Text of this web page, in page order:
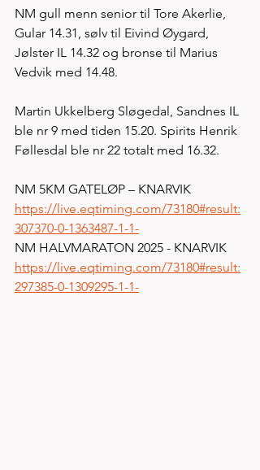
NM gull menn senior til Tore Akerlie,
Gular 14.31, sølv til Eivind Øygard,
Jølster IL 14.32 og bronse til Marius
Vedvik med 14.48.
Martin Ukkelberg Sløgedal, Sandnes IL
ble nr 9 med tiden 15.20. Spirits Henrik
Føllesdal ble nr 22 totalt med 16.32.
NM 5KM GATELØP – KNARVIK
https://live.eqtiming.com/73180#result:
307370-0-1363487-1-1-
NM HALVMARATON 2025 - KNARVIK
https://live.eqtiming.com/73180#result:
297385-0-1309295-1-1-